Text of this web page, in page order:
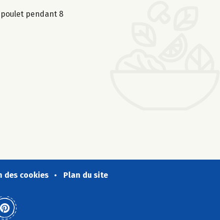
pendant 8
des cookies Plan du site